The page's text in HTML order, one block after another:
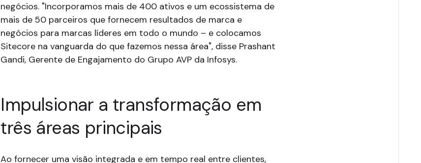
negócios. "Incorporamos mais de 400 ativos e um ecossistema de
mais de 50 parceiros que fornecem resultados de marca e
negócios para marcas líderes em todo o mundo – e colocamos
Sitecore na vanguarda do que fazemos nessa área", disse Prashant
Gandi, Gerente de Engajamento do Grupo AVP da Infosys.
Impulsionar a transformação em
três áreas principais
Ao fornecer uma visão integrada e em tempo real entre clientes,